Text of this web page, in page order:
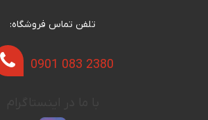
تلفن تماس فروشگاه:
0901 083 2380